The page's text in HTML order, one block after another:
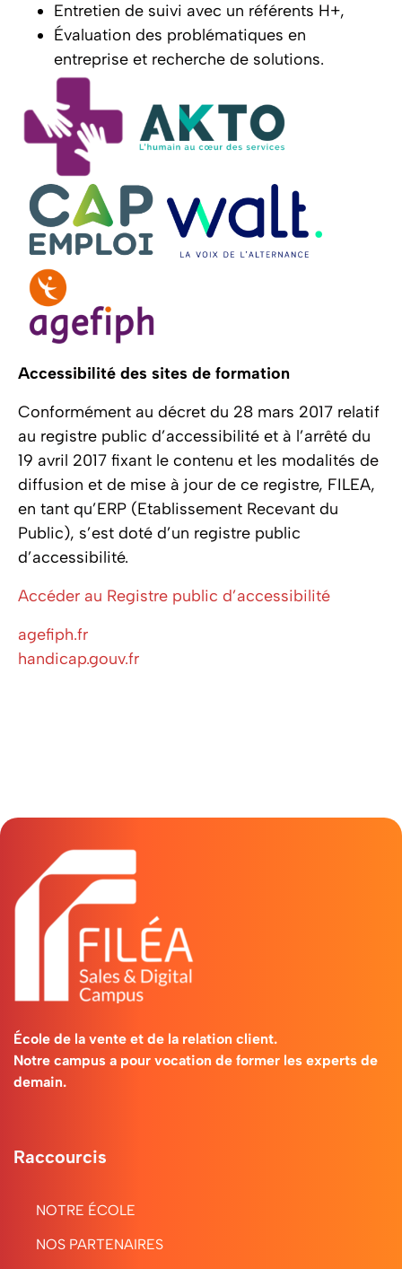
Entretien de suivi avec un référents H+,
Évaluation des problématiques en
entreprise et recherche de solutions.
Accessibilité des sites de formation
Conformément au décret du 28 mars 2017 relatif
au registre public d’accessibilité et à l’arrêté du
19 avril 2017 fixant le contenu et les modalités de
diffusion et de mise à jour de ce registre, FILEA,
en tant qu’ERP (Etablissement Recevant du
Public), s’est doté d’un registre public
d’accessibilité.
Accéder au Registre public d’accessibilité
agefiph.fr
handicap.gouv.fr
École de la vente et de la relation client.
Notre campus a pour vocation de former les experts de
demain.
Raccourcis
NOTRE ÉCOLE
NOS PARTENAIRES